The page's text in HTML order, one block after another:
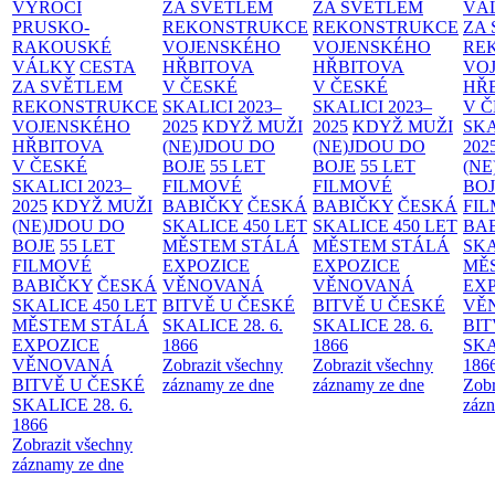
VÝROČÍ
PRUSKO-
RAKOUSKÉ
VÁLKY CESTA
ZA SVĚTLEM
REKONSTRUKCE
VOJENSKÉHO
HŘBITOVA
V ČESKÉ
SKALICI 2023–
2025 KDYŽ MUŽI
(NE)JDOU DO
BOJE 55 LET
FILMOVÉ
BABIČKY ČESKÁ
SKALICE 450 LET
MĚSTEM STÁLÁ
EXPOZICE
VĚNOVANÁ
BITVĚ U ČESKÉ
SKALICE 28. 6.
1866
Zobrazit všechny
záznamy ze dne
ZA SVĚTLEM
REKONSTRUKCE
VOJENSKÉHO
HŘBITOVA
V ČESKÉ
SKALICI 2023–
2025 KDYŽ MUŽI
(NE)JDOU DO
BOJE 55 LET
FILMOVÉ
BABIČKY ČESKÁ
SKALICE 450 LET
MĚSTEM STÁLÁ
EXPOZICE
VĚNOVANÁ
BITVĚ U ČESKÉ
SKALICE 28. 6.
1866
Zobrazit všechny
záznamy ze dne
ZA SVĚTLEM
REKONSTRUKCE
VOJENSKÉHO
HŘBITOVA
V ČESKÉ
SKALICI 2023–
2025 KDYŽ MUŽI
(NE)JDOU DO
BOJE 55 LET
FILMOVÉ
BABIČKY ČESKÁ
SKALICE 450 LET
MĚSTEM STÁLÁ
EXPOZICE
VĚNOVANÁ
BITVĚ U ČESKÉ
SKALICE 28. 6.
1866
Zobrazit všechny
záznamy ze dne
ZA
V